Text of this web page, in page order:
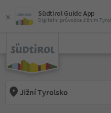
Südtirol Guide App
Digitální průvodce Jižním
Jižní Tyrolsko